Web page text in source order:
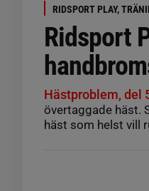
RIDSPORT PLAY,
Ridsport
Hästproblem, del
övertaggade häst.
häst som helst vill